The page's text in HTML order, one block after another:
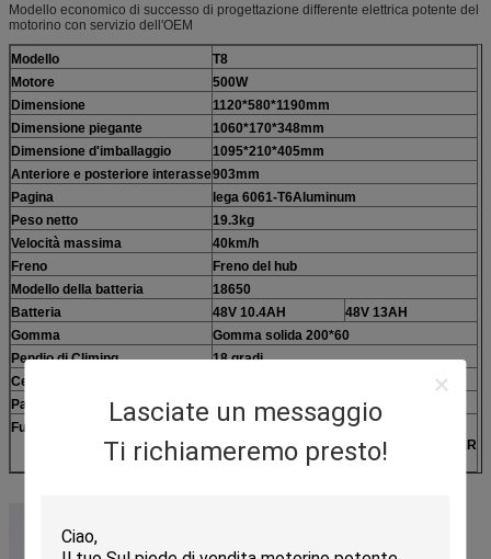
Lasciate un messaggio
Ti richiameremo presto!
Modello economico di successo di progettazione differente elettrica potente del
motorino con servizio dell'OEM
Modello
T8
Motore
500W
Dimensione
1120*580*1190mm
Dimensione piegante
1060*170*348mm
Dimensione d'imballaggio
1095*210*405mm
Anteriore e posteriore interasse903mm
Pagina
lega 6061-T6Aluminum
Peso netto
19.3kg
Velocità massima
40km/h
Freno
Freno del hub
Modello della batteria
18650
Batteria
48V 10.4AH
48V 13AH
Gomma
Gomma solida 200*60
Pendio di Climing
18 gradi
Certificato
Parafango
Nylon di rinforzo
Funzione
Assorbimento di scossa del doppio di F&R
3-Speed